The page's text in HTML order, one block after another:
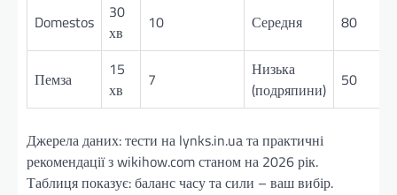
Domestos
30
хв
10 Середня 80
Пемза
15
хв
7
Низька
(подряпини)
50
Джерела даних: тести на lynks.in.ua та практичні
рекомендації з wikihow.com станом на 2026 рік.
Таблиця показує: баланс часу та сили – ваш вибір.